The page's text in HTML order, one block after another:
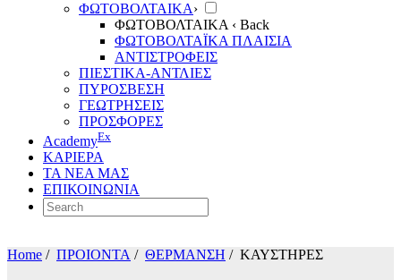
ΦΩΤΟΒΟΛΤΑΙΚΑ›
ΦΩΤΟΒΟΛΤΑΙΚΑ ‹ Back
ΦΩΤΟΒΟΛΤΑΪΚΑ ΠΛΑΙΣΙΑ
ΑΝΤΙΣΤΡΟΦΕΙΣ
ΠΙΕΣΤΙΚΑ-ΑΝΤΛΙΕΣ
ΠΥΡΟΣΒΕΣΗ
ΓΕΩΤΡΗΣΕΙΣ
ΠΡΟΣΦΟΡΕΣ
AcademyEx
ΚΑΡΙΕΡΑ
ΤΑ ΝΕΑ ΜΑΣ
ΕΠΙΚΟΙΝΩΝΙΑ
Home / ΠΡΟΙΟΝΤΑ / ΘΕΡΜΑΝΣΗ / ΚΑΥΣΤΗΡΕΣ